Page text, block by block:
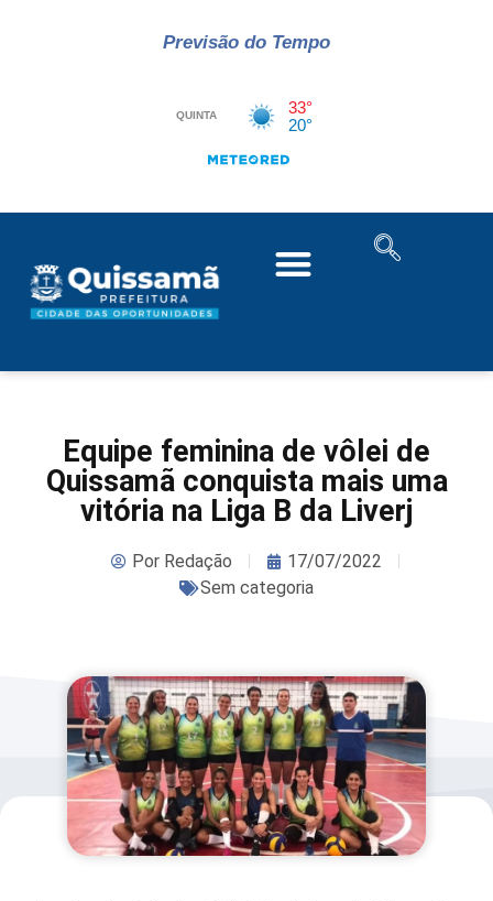
Previsão do Tempo
Equipe feminina de vôlei de
Quissamã conquista mais uma
vitória na Liga B da Liverj
PorRedação
17/07/2022
Sem categoria